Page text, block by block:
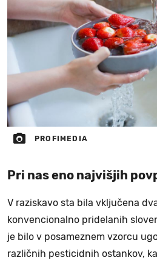
PROFIMEDIA
Pri nas eno najvišjih
V raziskavo sta bila vključena
konvencionalno pridelanih
je bilo v posameznem vzorcu
različnih pesticidnih ostankov,